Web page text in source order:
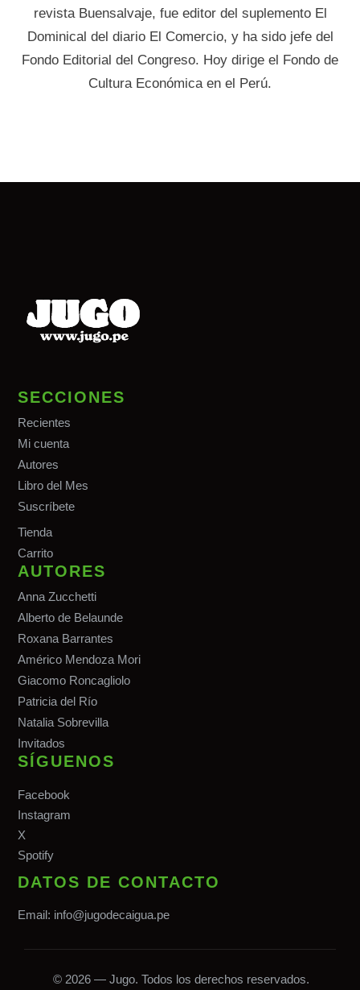
revista Buensalvaje, fue editor del suplemento El
Dominical del diario El Comercio, y ha sido jefe del
Fondo Editorial del Congreso. Hoy dirige el Fondo de
Cultura Económica en el Perú.
SECCIONES
Recientes
Mi cuenta
Autores
Libro del Mes
Suscríbete
Tienda
Carrito
AUTORES
Anna Zucchetti
Alberto de Belaunde
Roxana Barrantes
Américo Mendoza Mori
Giacomo Roncagliolo
Patricia del Río
Natalia Sobrevilla
Invitados
SÍGUENOS
Facebook
Instagram
X
Spotify
DATOS DE CONTACTO
Email: info@jugodecaigua.pe
© 2026 — Jugo. Todos los derechos reservados.